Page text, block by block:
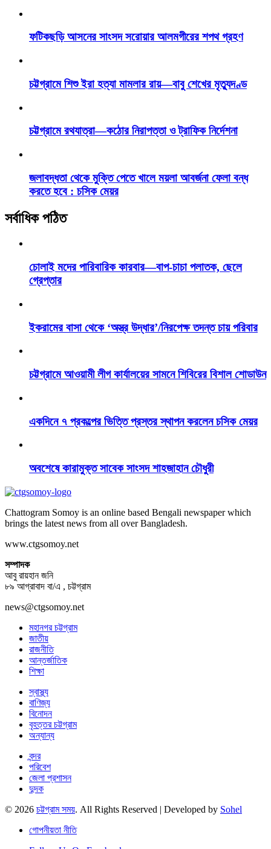
ফটিকছড়ি আসনের সাংসদ সরোয়ার আলমগীরের শপথ গ্রহণ
চট্টগ্রামে শিশু ইরা হত্যা মামলার রায়—বাবু শেখের মৃত্যুদণ্ড
চট্টগ্রামে রথযাত্রা—কঠোর নিরাপত্তা ও ট্রাফিক নির্দেশনা
জলাবদ্ধতা থেকে মুক্তি পেতে খালে ময়লা আবর্জনা ফেলা বন্ধ
করতে হবে : চসিক মেয়র
সর্বাধিক পঠিত
চোলাই মদের পারিবারিক কারবার—বাপ-চাচা পলাতক, ছেলে
গ্রেপ্তার
ইকরামের বাসা থেকে ‘অস্ত্র উদ্ধার’/নিরপেক্ষ তদন্ত চায় পরিবার
চট্টগ্রামে আওয়ামী লীগ কার্যালয়ের সামনে শিবিরের বিশাল শোডাউন
একদিনে ৭ প্রকল্পের ভিত্তি প্রস্তর স্থাপন করলেন চসিক মেয়র
অবশেষে কারামুক্ত সাবেক সাংসদ শাহজাহান চৌধুরী
Chattogram Somoy is an online based Bengali newspaper which
brings the latest news from all over Bangladesh.
www.ctgsomoy.net
সম্পাদক
আবু রায়হান জনি
৮৯ আগ্রাবাদ বা/এ , চট্টগ্রাম
news@ctgsomoy.net
মহানগর চট্টগ্রাম
জাতীয়
রাজনীতি
আন্তর্জাতিক
শিক্ষা
স্বাস্থ্য
বাণিজ্য
বিনোদন
বৃহত্তর চট্টগ্রাম
অন্যান্য
বন্দর
পরিবেশ
জেলা প্রশাসন
দুদক
© 2026 চট্টগ্রাম সময়. All Rights Reserved | Developed by Sohel
গোপনীয়তা নীতি